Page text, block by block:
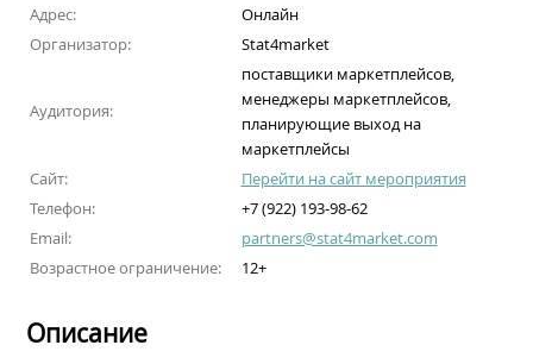
Адрес:
Онлайн
Организатор:
Stat4market
Аудитория:
поставщики маркетплейсов,
менеджеры маркетплейсов,
планирующие выход на
маркетплейсы
Сайт:
Перейти на сайт мероприятия
Телефон:
+7 (922) 193-98-62
Email:
partners@stat4market.com
Возрастное ограничение:
12+
Описание